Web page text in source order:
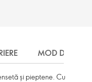
MOD DE
și pieptene. Cu